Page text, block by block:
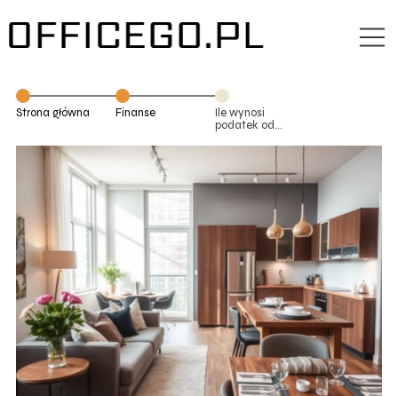
Strona główna Finanse
Ile wynosi
podatek od
mieszkania?